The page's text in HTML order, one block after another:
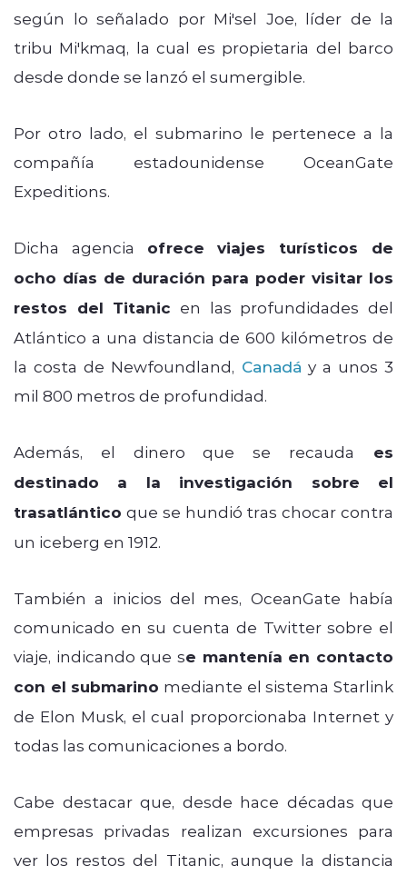
según lo señalado por Mi'sel Joe, líder de la
tribu Mi'kmaq, la cual es propietaria del barco
desde donde se lanzó el sumergible.
Por otro lado, el submarino le pertenece a la
compañía estadounidense OceanGate
Expeditions.
Dicha agencia ofrece viajes turísticos de
ocho días de duración para poder visitar los
restos del Titanic en las profundidades del
Atlántico a una distancia de 600 kilómetros de
la costa de Newfoundland, Canadá y a unos 3
mil 800 metros de profundidad.
Además, el dinero que se recauda
es
destinado a la investigación sobre el
trasatlántico que se hundió tras chocar contra
un iceberg en 1912.
También a inicios del mes, OceanGate había
comunicado en su cuenta de Twitter sobre el
viaje, indicando que se mantenía en contacto
con el submarino mediante el sistema Starlink
de Elon Musk, el cual proporcionaba Internet y
todas las comunicaciones a bordo.
Cabe destacar que, desde hace décadas que
empresas privadas realizan excursiones para
ver los restos del Titanic, aunque la distancia